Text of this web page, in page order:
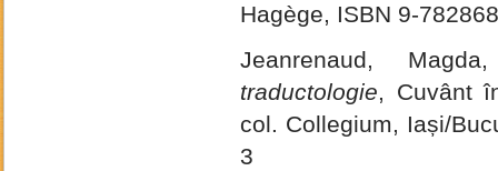
Hagège, ISBN 9-
Jeanrenaud,
traductologie, Cuvânt
col. Collegium, Iași/
3